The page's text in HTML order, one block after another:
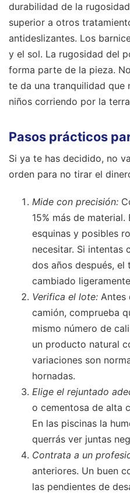
durabilidad de la
superior a otros
antideslizantes. Los
y el sol. La rugosidad del
forma parte de la pieza.
te da una tranquilidad que
niños corriendo por la
Pasos prácticos
Si ya te has decidido, no
orden para no tirar el
Mide con precisión:
15% más de
esquinas y posibles
necesitar. Si intentas
dos años después, el
cambiado
Verifica el lote: Antes
camión, comprueba
mismo número de
un producto natural
variaciones son
hornadas.
Elige el rejuntado
o cementosa de alta
En las piscinas la
querrás ver juntas
Contrata a un
anteriores. Un buen
las pendientes de